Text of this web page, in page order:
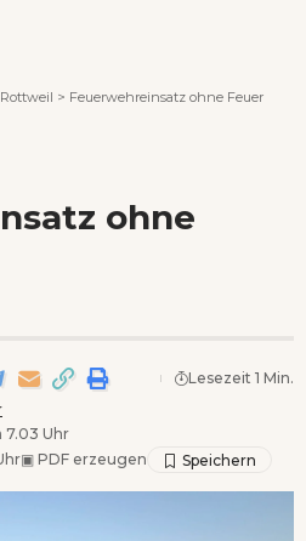
> Feuerwehreinsatz ohne Feuer
ohne
7.03 Uhr
▣ PDF erzeugen
Lesezeit 1 Min.